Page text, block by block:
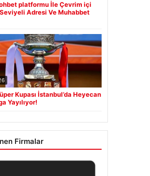
platformu İle Çevrim içi
Adresi Ve Muhabbet
Kupası İstanbul’da Heyecan
Yayılıyor!
Firmalar